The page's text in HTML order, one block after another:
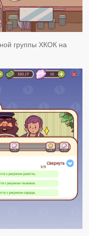
группы ХКОК на